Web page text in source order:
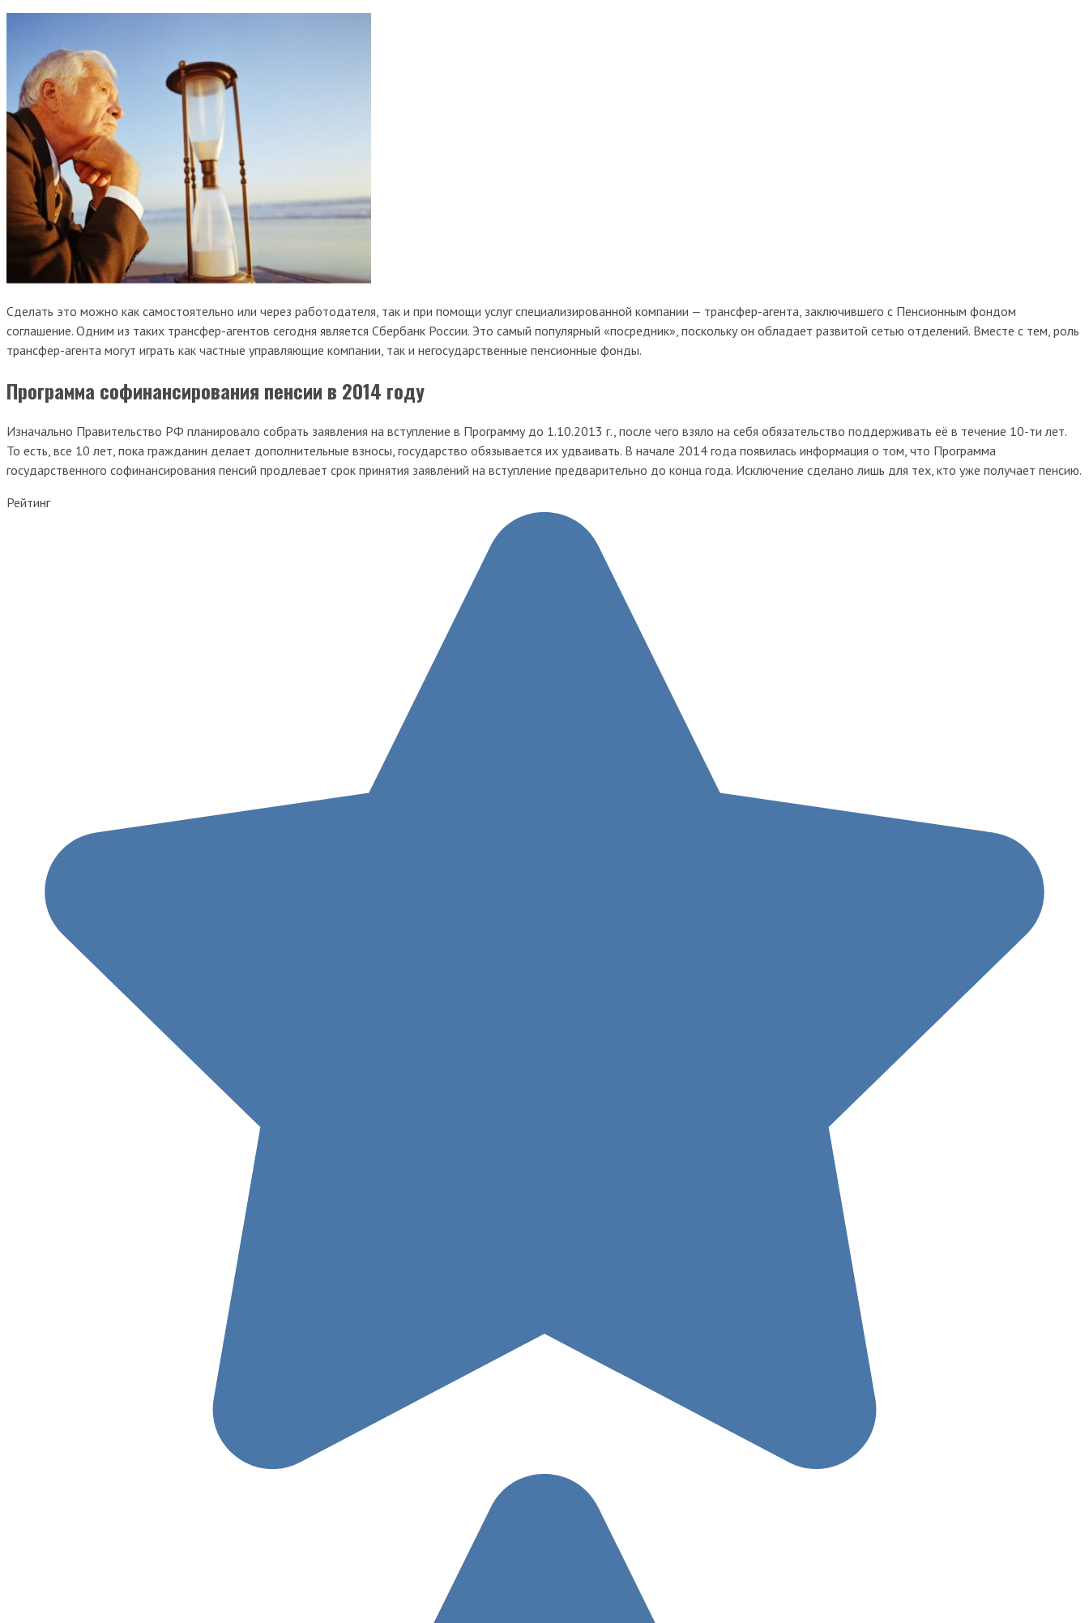
Сделать это можно как самостоятельно или через работодателя, так и при помощи услуг специализированной компании — трансфер-агента, заключившего с Пенсионным фондом
соглашение. Одним из таких трансфер-агентов сегодня является Сбербанк России. Это самый популярный «посредник», поскольку он обладает развитой сетью отделений. Вместе с тем, роль
трансфер-агента могут играть как частные управляющие компании, так и негосударственные пенсионные фонды.
Программа софинансирования пенсии в 2014 году
Изначально Правительство РФ планировало собрать заявления на вступление в Программу до 1.10.2013 г., после чего взяло на себя обязательство поддерживать её в течение 10-ти лет.
То есть, все 10 лет, пока гражданин делает дополнительные взносы, государство обязывается их удваивать. В начале 2014 года появилась информация о том, что Программа
государственного софинансирования пенсий продлевает срок принятия заявлений на вступление предварительно до конца года. Исключение сделано лишь для тех, кто уже получает пенсию.
Рейтинг